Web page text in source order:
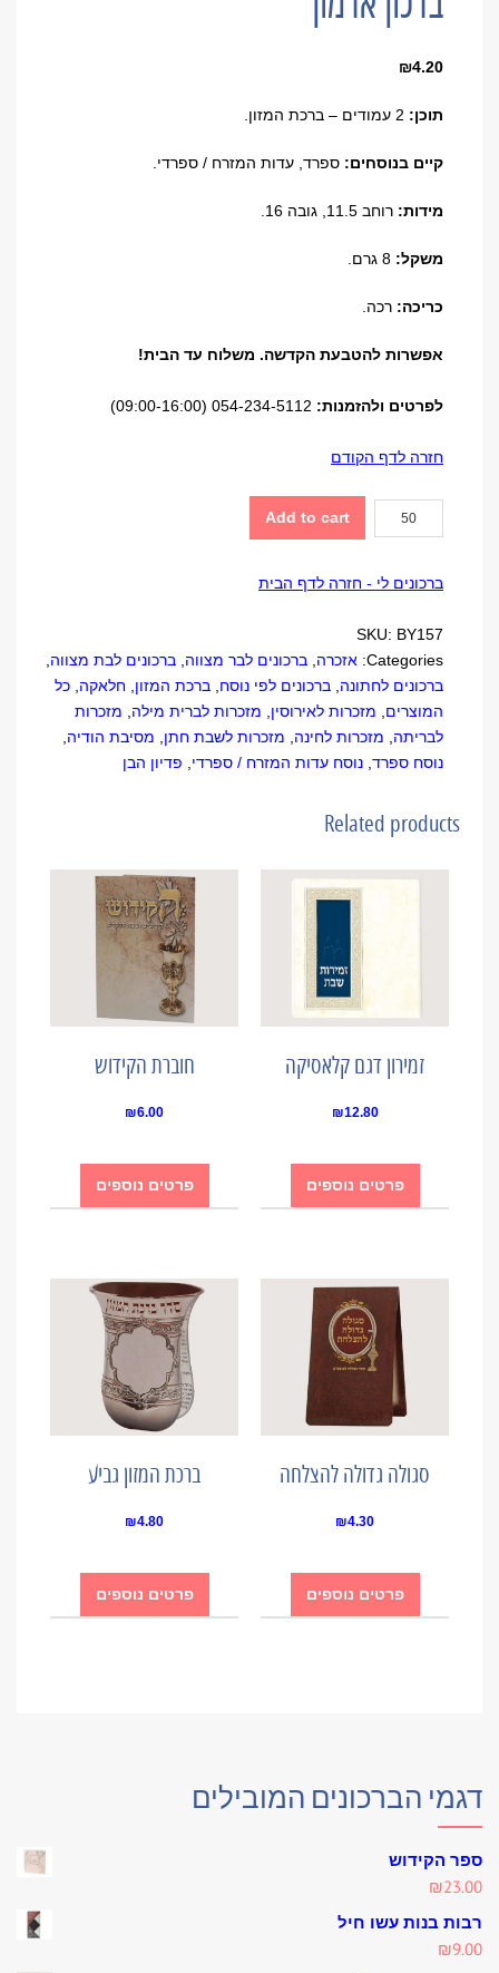
₪4.20
תוכן: ברכת המזון.
קיים בנוסחים: ספרד, עדות המזרח / ספרדי.
מידות: רוחב 11.5, גובה 16.
משקל: 8 גרם.
כריכה: רכה.
אפשרות להטבעת הקדשה. משלוח עד הבית!
לפרטים ולהזמנות:
חזרה לדף הקודם
ברכון
ארמון
Add to cart
ברכונים לי - חזרה לדף הבית
SKU: BY157
Categories: אזכרה ברכונים לבר מצווה ברכונים לבת מצווה
ברכונים לחתונה ברכונים לפי נוסח ברכת המזון חלאקה כל
המוצרים
מזכרות לאירוסין מזכרות לברית מילה
מזכרות
לבריתה
מזכרות לחינה מזכרות לשבת חתן מסיבת הודיה
נוסח ספרד נוסח עדות המזרח / ספרדי פדיון הבן
Related products
זמירון דגם קלאסיקה
₪12.80
פרטים נוספים
חוברת הקידוש
₪6.00
פרטים נוספים
סגולה גדולה להצלחה
₪4.30
פרטים נוספים
ברכת המזון גביע
₪4.80
פרטים נוספים
דגמי הברכונים המובילים
ספר הקידוש
₪23.00
רבות בנות עשו חיל
₪9.00